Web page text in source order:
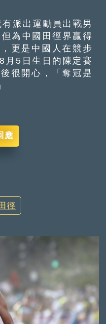
派出運動員出戰男
為中國田徑界贏得
更是中國人在競步
月5日生日的陳定賽
很開心，「奪冠是
應
徑